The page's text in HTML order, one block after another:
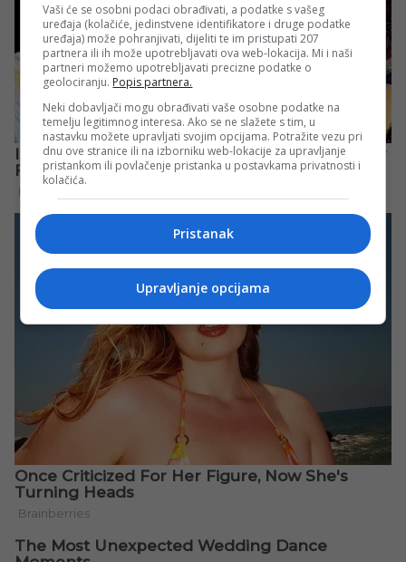
Vaši će se osobni podaci obrađivati, a podatke s vašeg
uređaja (kolačiće, jedinstvene identifikatore i druge podatke
uređaja) može pohranjivati, dijeliti te im pristupati 207
partnera ili ih može upotrebljavati ova web-lokacija. Mi i naši
partneri možemo upotrebljavati precizne podatke o
geolociranju. Popis partnera.
Neki dobavljači mogu obrađivati vaše osobne podatke na
temelju legitimnog interesa. Ako se ne slažete s tim, u
nastavku možete upravljati svojim opcijama. Potražite vezu pri
dnu ove stranice ili na izborniku web-lokacije za upravljanje
pristankom ili povlačenje pristanka u postavkama privatnosti i
kolačića.
Pristanak
Upravljanje opcijama